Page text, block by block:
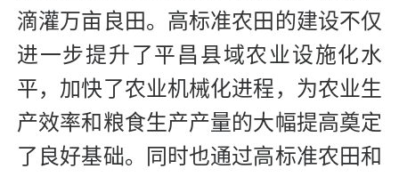
滴灌万亩良田。高标准农田的建设不仅
进一步提升了平昌县域农业设施化水
平，加快了农业机械化进程，为农业生
产效率和粮食生产产量的大幅提高奠定
了良好基础。同时也通过高标准农田和